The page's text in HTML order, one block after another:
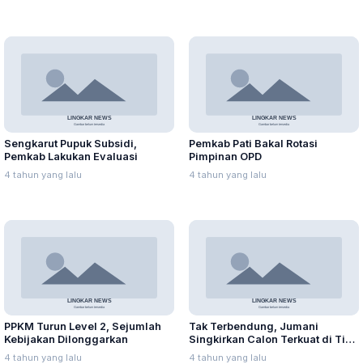
Sengkarut Pupuk Subsidi,
Pemkab Lakukan Evaluasi
4 tahun yang lalu
Pemkab Pati Bakal Rotasi
Pimpinan OPD
4 tahun yang lalu
PPKM Turun Level 2, Sejumlah
Kebijakan Dilonggarkan
4 tahun yang lalu
Tak Terbendung, Jumani
Singkirkan Calon Terkuat di Tiga
Besar
4 tahun yang lalu